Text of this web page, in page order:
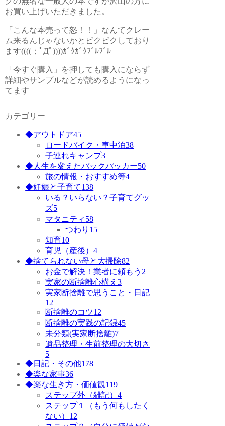
お買い上げいただきました。
「こんな本売って怒！！」なんてクレー
ム来るんじゃないかとビクビクしており
ます((((；ﾟДﾟ))))ｶﾞｸｶﾞｸﾌﾞﾙﾌﾞﾙ
「今すぐ購入」を押しても購入にならず
詳細やサンプルなどが読めるようになっ
てます
カテゴリー
◆アウトドア45
ロードバイク・車中泊38
子連れキャンプ3
◆人生を変えたバックパッカー50
旅の情報・おすすめ等4
◆妊娠と子育て138
いる？いらない？子育てグッ
ズ5
マタニティ 58
つわり 15
知育10
育児（産後）4
◆捨てられない母と大掃除82
お金で解決！業者に頼もう 2
実家の断捨離心構え3
実家断捨離で思うこと・日記
12
断捨離のコツ12
断捨離の実践の記録45
未分類(実家断捨離)7
遺品整理・生前整理の大切さ
5
◆日記・その他178
◆楽な家事36
◆楽な生き方・価値観119
ステップ外（雑記）4
ステップ１（もう何もしたく
ない） 12